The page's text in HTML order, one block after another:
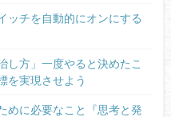
ッチを自動的にオンにする
し方」一度やると決めたこ
を実現させよう
めに必要なこと『思考と発